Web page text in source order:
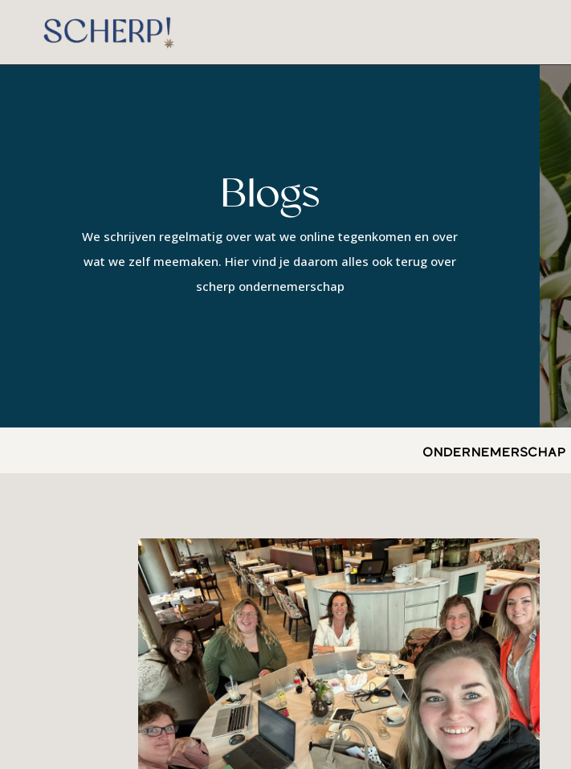
Blogs
We schrijven regelmatig over wat we online tegenkomen en over
wat we zelf meemaken. Hier vind je daarom alles ook terug over
scherp ondernemerschap
ONDERNEMERSCHAP